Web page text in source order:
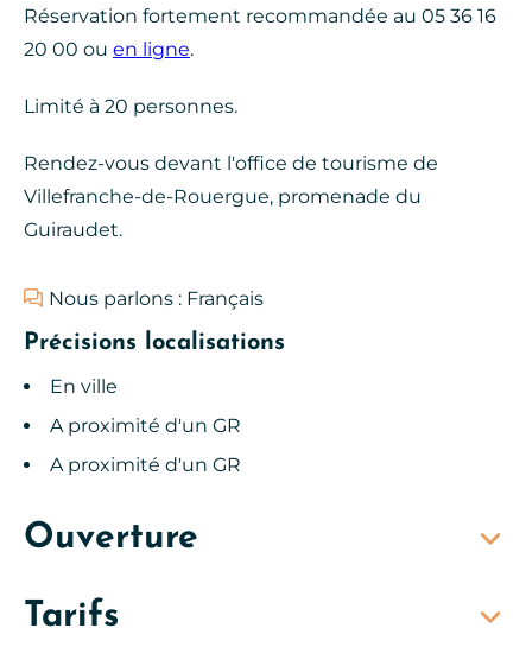
Réservation fortement recommandée au 05 36 16
20 00 ou en ligne.
Limité à 20 personnes.
Rendez-vous devant l'office de tourisme de
Villefranche-de-Rouergue, promenade du
Guiraudet.
Nous parlons : Français
Précisions localisations
En ville
A proximité d'un GR
A proximité d'un GR
Ouverture
Tarifs